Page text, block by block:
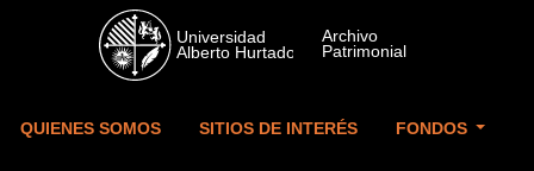
Skip to main content
QUIENES SOMOS SITIOS DE INTERÉS FONDOS